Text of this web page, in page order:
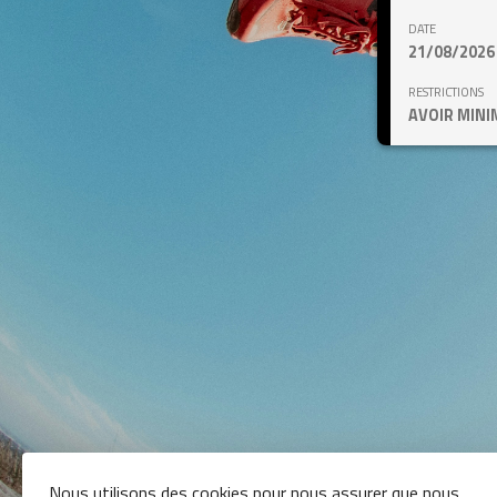
DATE
21/08/2026
RESTRICTIONS
AVOIR